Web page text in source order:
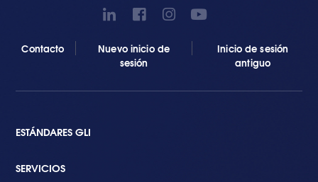
Contacto
Nuevo inicio de
sesión
Inicio de sesión
antiguo
ESTÁNDARES GLI
SERVICIOS